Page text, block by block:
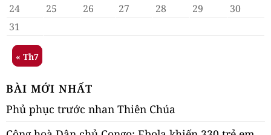
24
25 26 27 28 29
30
31
« Th7
BÀI MỚI NHẤT
Phủ phục trước nhan Thiên Chúa